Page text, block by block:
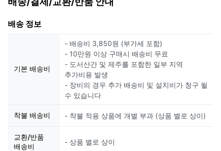
배송 정보
기본 배송비
- 배송비 3,850원 (부가세 포함)
- 10만원 이상 구매시 배송비 무료
- 도서산간 및 제주를 포함한 일부 지역
추가비용 발생
- 장비의 경우 추가 배송비 및 설치비가 청구 될
수 있습니다
착불 배송비 - 착불 적용 상품에 개별 부과 (상품 별로 상이)
교환/반품
배송비
- 상품 별로 상이